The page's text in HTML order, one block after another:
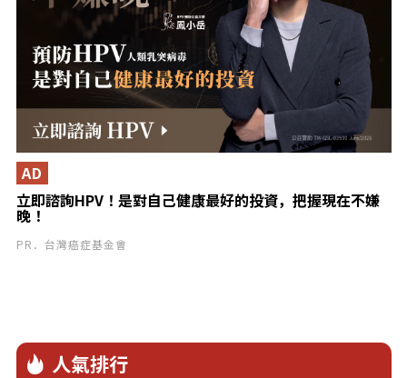
立即諮詢HPV！是對自己健康最好的投資，把握現在不嫌
晚！
AD
PR．台灣癌症基金會
人氣排行